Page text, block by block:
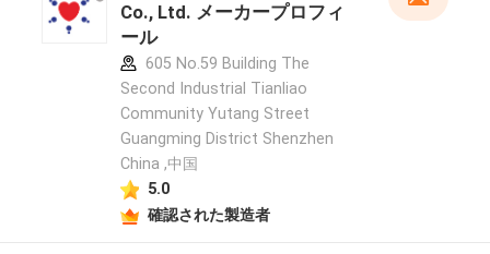
Co., Ltd. メーカープロフィ
ール
605 No.59 Building The
Second Industrial Tianliao
Community Yutang Street
Guangming District Shenzhen
China ,中国
5.0
確認された製造者